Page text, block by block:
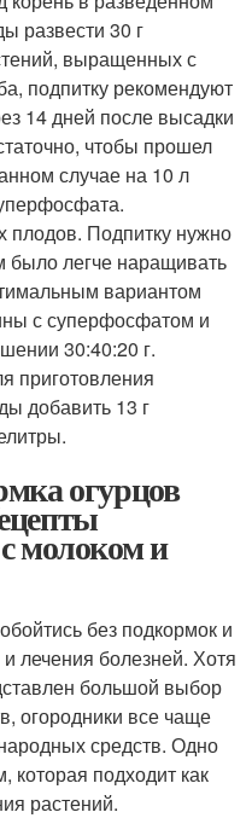
развести 30 г
выращенных с
подпитку рекомендуют
14 дней после высадки
чтобы прошел
случае на 10 л
Подпитку нужно
было легче наращивать
вариантом
с суперфосфатом и
30:40:20 г.
приготовления
добавить 13 г
огурцов
молоком и
без подкормок и
лечения болезней. Хотя
большой выбор
огородники все чаще
средств. Одно
подходит как
растений.